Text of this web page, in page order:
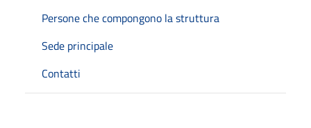
Persone che compongono la struttura
Sede principale
Contatti